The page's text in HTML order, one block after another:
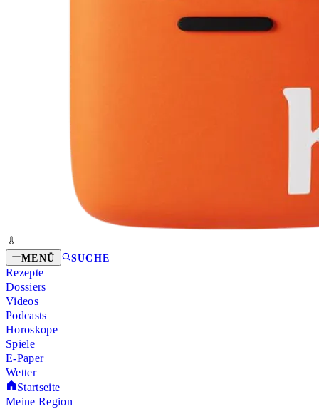
MENÜ SUCHE
Rezepte
Dossiers
Videos
Podcasts
Horoskope
Spiele
E-Paper
Wetter
Startseite
Meine Region